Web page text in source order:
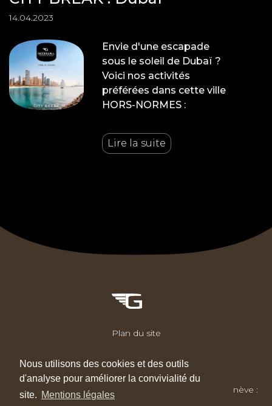
Nous utilisons des cookies et des outils
d'analyse pour améliorer la convivialité du
site. Mentions légales
14.04.2023
Envie d'une escapade
sous le soleil de Dubaï ?
Voici nos activités
préférées dans cette ville
HORS-NORMES :
Lire la suite
Plan du site
Mentions légales
Contactez-nous 24 / 7
| Genève :
+41 22 788 48 58